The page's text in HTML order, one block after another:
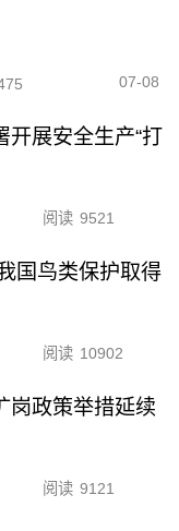
07-08
开展安全生产“打
阅读 9521
国鸟类保护取得
阅读 10902
岗政策举措延续
阅读 9121